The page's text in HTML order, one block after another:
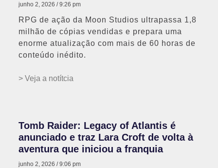
junho 2, 2026 9:26 pm
RPG de ação da Moon Studios ultrapassa 1,8
milhão de cópias vendidas e prepara uma
enorme atualização com mais de 60 horas de
conteúdo inédito.
> Veja a notítcia
Tomb Raider: Legacy of Atlantis é
anunciado e traz Lara Croft de volta à
aventura que iniciou a franquia
junho 2, 2026 9:06 pm